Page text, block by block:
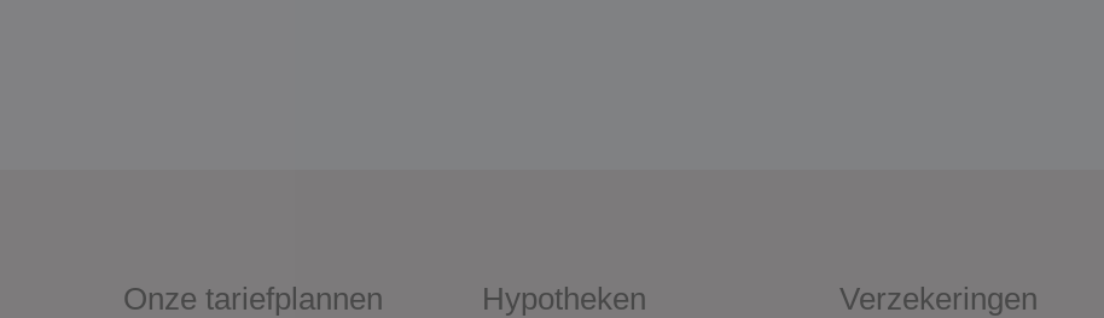
Onze tariefplannen Hypotheken Verzekeringen